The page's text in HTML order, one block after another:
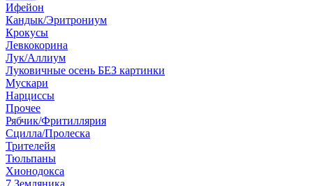
Ифейон
Кандык/Эритрониум
Крокусы
Левкокорина
Лук/Аллиум
Луковичные осень БЕЗ картинки
Мускари
Нарциссы
Прочее
Рябчик/Фритиллярия
Сцилла/Пролеска
Трителейя
Тюльпаны
Хионодокса
7 Земляника